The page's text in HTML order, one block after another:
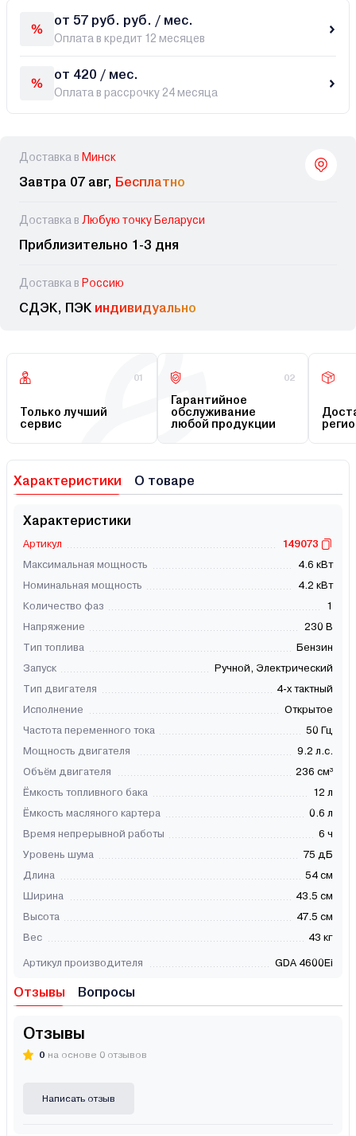
от 57 руб. руб. / мес.
Оплата в кредит 12 месяцев
от 420 / мес.
Оплата в рассрочку 24 месяца
Доставка в Минск
Завтра 07 авг, Бесплатно
Доставка в Любую точку Беларуси
Приблизительно 1-3 дня
Доставка в Россию
СДЭК, ПЭК индивидуально
01
Только лучший
сервис
02
Гарантийное
обслуживание
любой продукции
Характеристики О товаре
Характеристики
Артикул
149073
Максимальная мощность
4.6 кВт
Номинальная мощность
4.2 кВт
Количество фаз
1
Напряжение
230 В
Тип топлива
Бензин
Запуск
Ручной, Электрический
Тип двигателя
4-х тактный
Исполнение
Открытое
Частота переменного тока
50 Гц
Мощность двигателя
9.2 л.с.
Объём двигателя
236 см³
Ёмкость топливного бака
12 л
Ёмкость масляного картера
0.6 л
Время непрерывной работы
6 ч
Уровень шума
75 дБ
Длина
54 см
Ширина
43.5 см
Высота
47.5 см
Вес
43 кг
Артикул производителя GDA 4600Ei
Отзывы Вопросы
Отзывы
0 на основе 0 отзывов
Написать отзыв